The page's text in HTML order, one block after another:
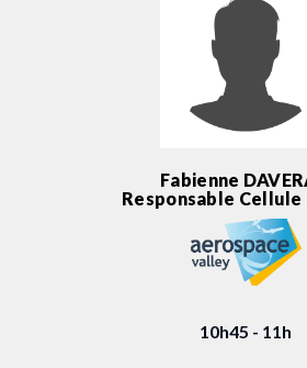
Fabienne
Responsable Cellule
10h45 - 11h